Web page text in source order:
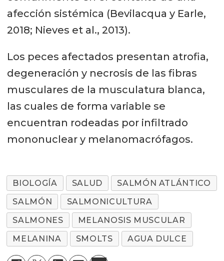
afección sistémica (Bevilacqua y Earle,
2018; Nieves et al., 2013).
Los peces afectados presentan atrofia,
degeneración y necrosis de las fibras
musculares de la musculatura blanca,
las cuales de forma variable se
encuentran rodeadas por infiltrado
mononuclear y melanomacrófagos.
BIOLOGÍA SALUD
SALMÓN ATLÁNTICO
SALMÓN
SALMONICULTURA
SALMONES
MELANOSIS MUSCULAR
MELANINA
SMOLTS AGUA DULCE